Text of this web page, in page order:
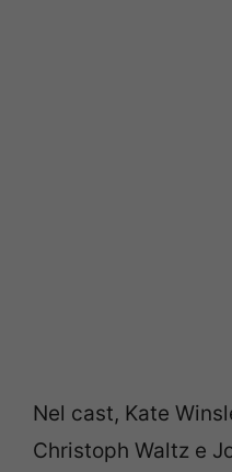
Nel cast, Kate
Christoph Waltz e